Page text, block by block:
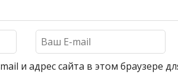
и адрес сайта в этом браузере